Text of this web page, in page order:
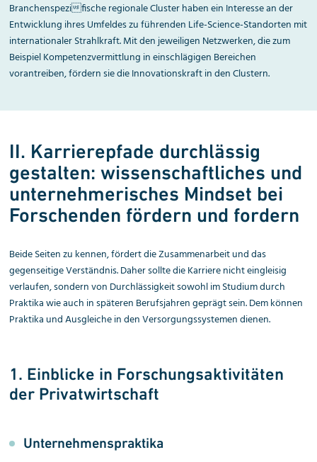
Branchenspezifische regionale Cluster haben ein Interesse an der
Entwicklung ihres Umfeldes zu führenden Life-Science-Standorten mit
internationaler Strahlkraft. Mit den jeweiligen Netzwerken, die zum
Beispiel Kompetenzvermittlung in einschlägigen Bereichen
vorantreiben, fördern sie die Innovationskraft in den Clustern.
II. Karrierepfade durchläs­sig
gestalten: wissen­schaftliches und
unterneh­me­risches Mindset bei
For­schen­den fördern und fordern
Beide Seiten zu kennen, fördert die Zusammenarbeit und das
gegenseitige Verständnis. Daher sollte die Karriere nicht eingleisig
verlaufen, sondern von Durchlässigkeit sowohl im Studium durch
Praktika wie auch in späteren Berufsjahren geprägt sein. Dem können
Praktika und Ausgleiche in den Versorgungssystemen dienen.
1. Einblicke in Forschungs­aktivitäten
der Privatwirtschaft
Unternehmenspraktika